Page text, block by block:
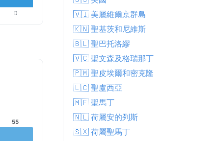
D
55
🇻🇮 美屬維爾京群島
🇰🇳 聖基茨和尼維斯
🇧🇱 聖巴托洛繆
🇻🇨 聖文森及格瑞那丁
🇵🇲 聖皮埃爾和密克隆
🇱🇨 聖盧西亞
🇲🇫 聖馬丁
🇳🇱 荷屬安的列斯
🇸🇽 荷屬聖馬丁